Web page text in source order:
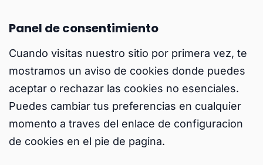
Panel de consentimiento
Cuando visitas nuestro sitio por primera vez, te
mostramos un aviso de cookies donde puedes
aceptar o rechazar las cookies no esenciales.
Puedes cambiar tus preferencias en cualquier
momento a traves del enlace de configuracion
de cookies en el pie de pagina.